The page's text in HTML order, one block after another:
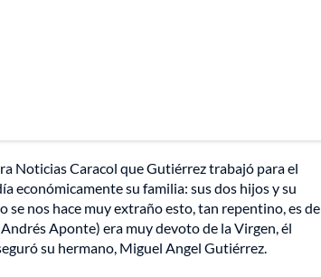
Noticias Caracol que Gutiérrez trabajó para el
económicamente su familia: sus dos hijos y su
se nos hace muy extraño esto, tan repentino, es de
Aponte) era muy devoto de la Virgen, él
su hermano, Miguel Angel Gutiérrez.